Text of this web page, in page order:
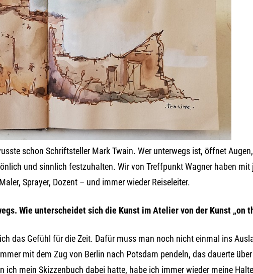
schon Schriftsteller Mark Twain. Wer unterwegs ist, öffnet
und sinnlich festzuhalten. Wir von Treffpunkt Wagner haben mit
Sprayer, Dozent – und immer wieder Reiseleiter.
Wie unterscheidet sich die Kunst im Atelier von der Kunst „on
das Gefühl für die Zeit. Dafür muss man noch nicht einmal ins
mit dem Zug von Berlin nach Potsdam pendeln, das dauerte
ich mein Skizzenbuch dabei hatte, habe ich immer wieder meine